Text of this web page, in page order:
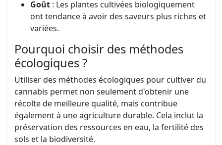
Goût : Les plantes cultivées biologiquement
ont tendance à avoir des saveurs plus riches et
variées.
Pourquoi choisir des méthodes
écologiques ?
Utiliser des méthodes écologiques pour cultiver du
cannabis permet non seulement d'obtenir une
récolte de meilleure qualité, mais contribue
également à une agriculture durable. Cela inclut la
préservation des ressources en eau, la fertilité des
sols et la biodiversité.